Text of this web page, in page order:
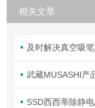
相关文章
及时解决真空吸
武藏MUSASHI产
SSD西西蒂除静